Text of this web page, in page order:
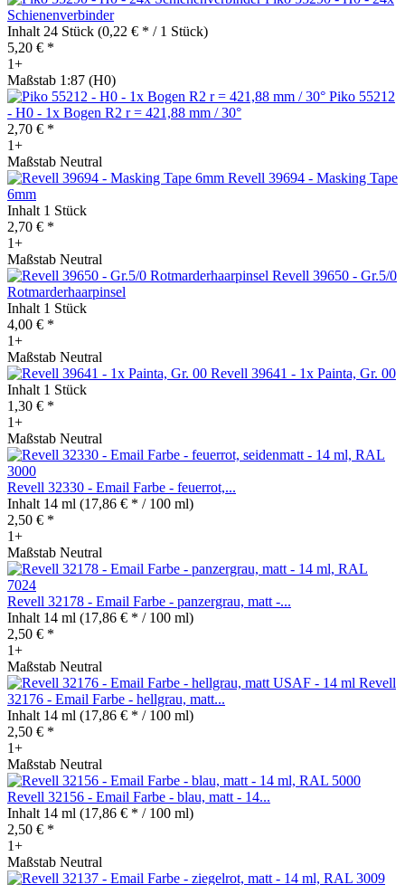
Schienenverbinder
Inhalt 24 Stück (0,22 € * / 1 Stück)
5,20 € *
1+
Maßstab 1:87 (H0)
Piko 55212
- H0 - 1x Bogen R2 r = 421,88 mm / 30°
2,70 € *
1+
Maßstab Neutral
Revell 39694 - Masking Tape
6mm
Inhalt 1 Stück
2,70 € *
1+
Maßstab Neutral
Revell 39650 - Gr.5/0
Rotmarderhaarpinsel
Inhalt 1 Stück
4,00 € *
1+
Maßstab Neutral
Revell 39641 - 1x Painta, Gr. 00
Inhalt 1 Stück
1,30 € *
1+
Maßstab Neutral
Revell 32330 - Email Farbe - feuerrot,...
Inhalt 14 ml (17,86 € * / 100 ml)
2,50 € *
1+
Maßstab Neutral
Revell 32178 - Email Farbe - panzergrau, matt -...
Inhalt 14 ml (17,86 € * / 100 ml)
2,50 € *
1+
Maßstab Neutral
Revell
32176 - Email Farbe - hellgrau, matt...
Inhalt 14 ml (17,86 € * / 100 ml)
2,50 € *
1+
Maßstab Neutral
Revell 32156 - Email Farbe - blau, matt - 14...
Inhalt 14 ml (17,86 € * / 100 ml)
2,50 € *
1+
Maßstab Neutral